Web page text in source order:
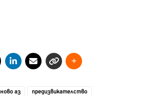
ново аз предизвикателство